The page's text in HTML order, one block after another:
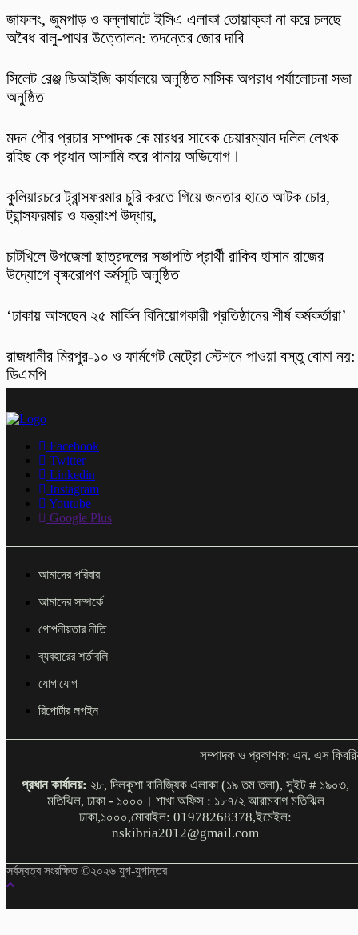
​জাফলং, জুমপাড় ও বল্লাঘাটে ইসিএ এলাকা তোয়াক্কা না করে চলছে
অবৈধ বালু-পাথর উত্তোলন: তদন্তের জোর দাবি
‎সিলেট রেঞ্জ ডিআইজি কার্যালয়ে অনুষ্ঠিত মাসিক অপরাধ পর্যালোচনা সভা
অনুষ্ঠিত
মদন পৌর প্রচার সম্পাদক কে মারধর সাবেক চেয়ারম্যান দলিল লেখক
রহিছ কে প্রধান আসামি করে থানায় অভিযোগ।
কুলিয়ারচরে ট্রান্সফরমার চুরি করতে গিয়ে জনতার হাতে আটক চোর,
ট্রান্সফরমার ও যন্ত্রাংশ উদ্ধার,
চাটখিলে উপজেলা ছাত্রদলের সভাপতি প্রার্থী রাকিব হাসান রাজের
উদ্যোগে বৃক্ষরোপণ কর্মসূচি অনুষ্ঠিত
‘ঢাকায় আসছেন ২৫ মার্কিন বিনিয়োগকারী প্রতিষ্ঠানের শীর্ষ কর্মকর্তারা’
রাজধানীর মিরপুর-১০ ও ফার্মগেট মেট্রো স্টেশনে পাওয়া বস্তু বোমা নয়:
ডিএমপি
Facebook
Twitter
Linkedin
Instagram
Youtube
Google Plus
আমাদের পরিবার
আমাদের সম্পর্কে
গোপনীয়তার নীতি
ব্যবহারের শর্তাবলি
যোগাযোগ
রিপোর্টার লগইন
সম্পাদক ও প্রকাশক: এন. এস
প্রধান কার্যালয়: ২৮, দিলকুশা বানিজ্যিক এলাকা (১৯ তম তলা), সুইট # ১৯০৩,
মতিঝিল, ঢাকা - ১০০০। শাখা অফিস : ১৮৭/২ আরামবাগ মতিঝিল
ঢাকা,১০০০,মোবাইল: 01978268378,ইমেইল:
nskibria2012@gmail.com
সর্বস্বত্ব সংরক্ষিত ©২০২৬ যুগ-যুগান্তর